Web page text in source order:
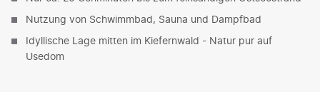
Nutzung von Schwimmbad, Sauna und Dampfbad
Idyllische Lage mitten im Kiefernwald - Natur pur auf
Usedom